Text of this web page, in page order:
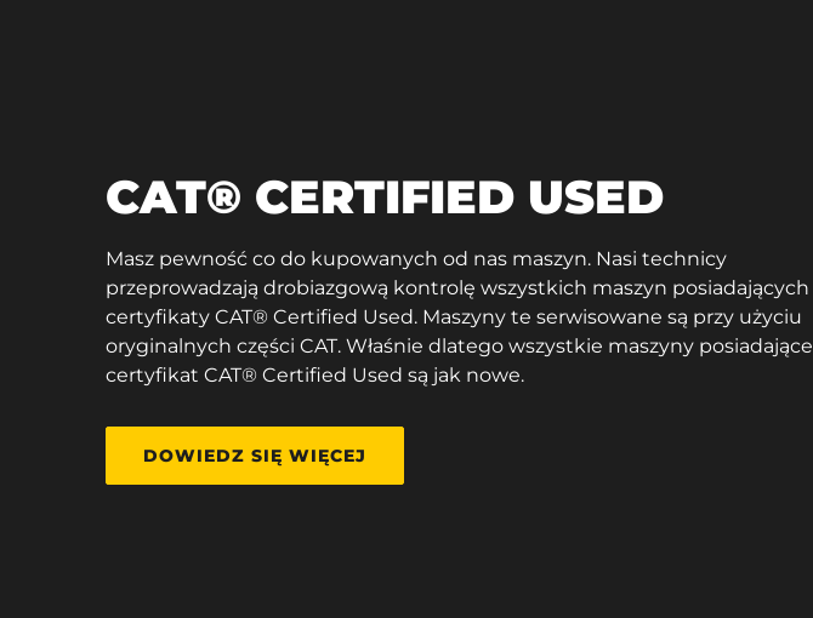
CAT® CERTIFIED USED
Masz pewność co do kupowanych od nas maszyn. Nasi technicy
przeprowadzają drobiazgową kontrolę wszystkich maszyn posiadających
certyfikaty CAT® Certified Used. Maszyny te serwisowane są przy użyciu
oryginalnych części CAT. Właśnie dlatego wszystkie maszyny posiadające
certyfikat CAT® Certified Used są jak nowe.
DOWIEDZ SIĘ WIĘCEJ